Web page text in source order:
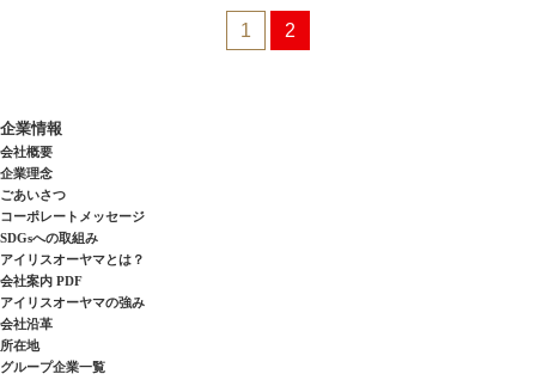
1 2
企業情報
会社概要
企業理念
ごあいさつ
コーポレートメッセージ
SDGsへの取組み
アイリスオーヤマとは？
会社案内 PDF
アイリスオーヤマの強み
会社沿革
所在地
グループ企業一覧